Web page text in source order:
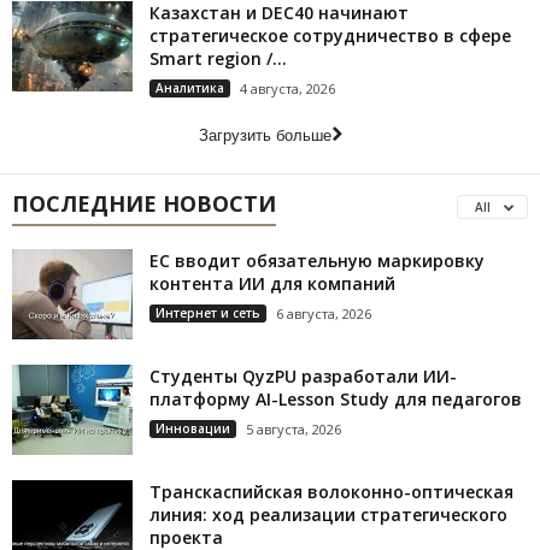
Казахстан и DEC40 начинают
стратегическое сотрудничество в сфере
Smart region /...
Аналитика 4 августа, 2026
Загрузить больше
ПОСЛЕДНИЕ НОВОСТИ All
ЕС вводит обязательную маркировку
контента ИИ для компаний
Интернет и сеть 6 августа, 2026
Студенты QyzPU разработали ИИ-
платформу AI-Lesson Study для педагогов
Инновации 5 августа, 2026
Транскаспийская волоконно-оптическая
линия: ход реализации стратегического
проекта